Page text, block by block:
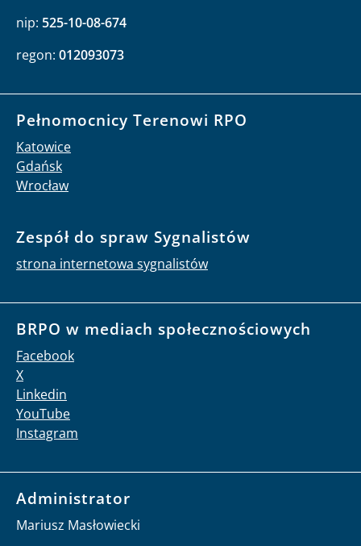
nip: 525-10-08-674
regon: 012093073
Pełnomocnicy Terenowi RPO
Katowice
Gdańsk
Wrocław
Zespół do spraw Sygnalistów
strona internetowa sygnalistów
BRPO w mediach społecznościowych
Facebook
X
Linkedin
YouTube
Instagram
Administrator
Mariusz Masłowiecki